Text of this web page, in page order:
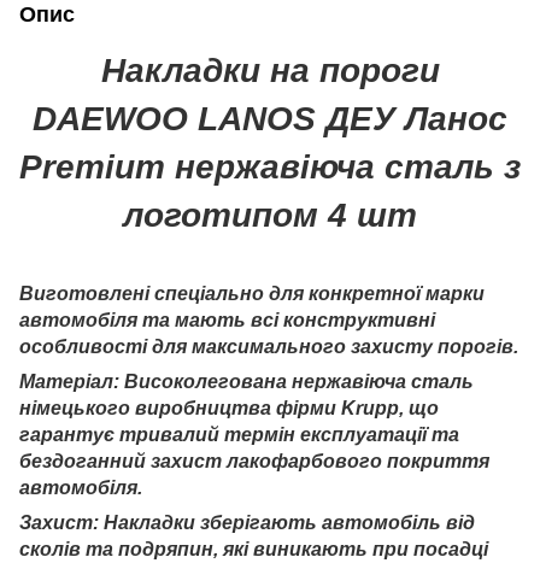
Опис
Накладки на пороги
DAEWOO LANOS ДЕУ Ланос
Premium нержавіюча сталь з
логотипом 4 шт
Виготовлені спеціально для конкретної марки
автомобіля та мають всі конструктивні
особливості для максимального захисту порогів.
Матеріал: Високолегована нержавіюча сталь
німецького виробництва фірми Krupp, що
гарантує тривалий термін експлуатації та
бездоганний захист лакофарбового покриття
автомобіля.
Захист: Накладки зберігають автомобіль від
сколів та подряпин, які виникають при посадці